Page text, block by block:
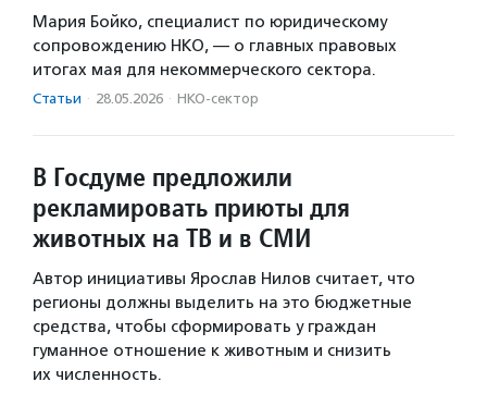
Мария Бойко, специалист по юридическому
сопровождению НКО, — о главных правовых
итогах мая для некоммерческого сектора.
Статьи · 28.05.2026 · НКО-сектор
В Госдуме предложили
рекламировать приюты для
животных на ТВ и в СМИ
Автор инициативы Ярослав Нилов считает, что
регионы должны выделить на это бюджетные
средства, чтобы сформировать у граждан
гуманное отношение к животным и снизить
их численность.